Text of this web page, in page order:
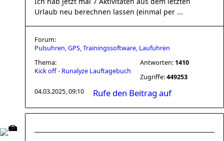
Urlaub neu berechnen lassen (einmal per ...
Forum:
Pulsuhren, GPS, Trainingssoftware, Laufuhren
Thema:
Kick off - Runalyze Lauftagebuch
Antworten: 1410
Zugriffe:449253
04.03.2025, 09:10
Rufe den Beitrag auf